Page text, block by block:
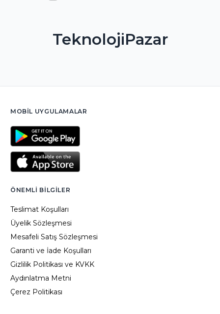
TeknolojiPazar
MOBIL UYGULAMALAR
ÖNEMLI BILGILER
Teslimat Koşulları
Üyelik Sözleşmesi
Mesafeli Satış Sözleşmesi
Garanti ve İade Koşulları
Gizlilik Politikası ve KVKK
Aydınlatma Metni
Çerez Politikası